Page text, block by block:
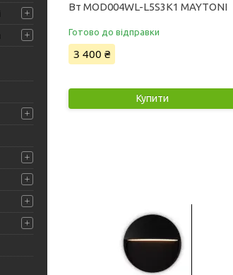
Вт MOD004WL-L5S3K1 MAYTONI
Готово до відправки
3 400 ₴
Купити